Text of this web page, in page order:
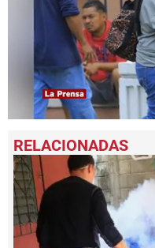
seconds
of
1
minute,
19
seconds